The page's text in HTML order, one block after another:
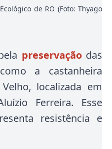
de RO (Foto: Thyago
preservação das
a castanheira
localizada em
Ferreira. Esse
resistência e